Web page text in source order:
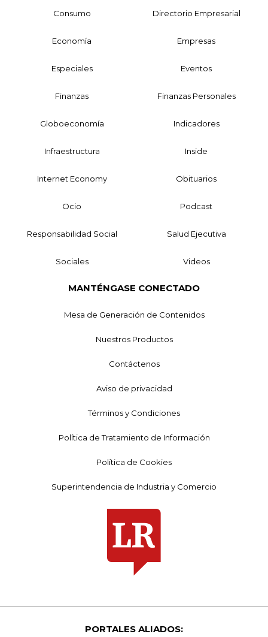
Consumo Directorio Empresarial
Economía Empresas
Especiales Eventos
Finanzas Finanzas Personales
Globoeconomía Indicadores
Infraestructura Inside
Internet Economy Obituarios
Ocio Podcast
Responsabilidad Social Salud Ejecutiva
Sociales Videos
MANTÉNGASE CONECTADO
Mesa de Generación de Contenidos
Nuestros Productos
Contáctenos
Aviso de privacidad
Términos y Condiciones
Política de Tratamiento de Información
Política de Cookies
Superintendencia de Industria y Comercio
PORTALES ALIADOS: